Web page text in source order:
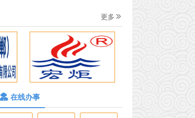
更多
在线办事